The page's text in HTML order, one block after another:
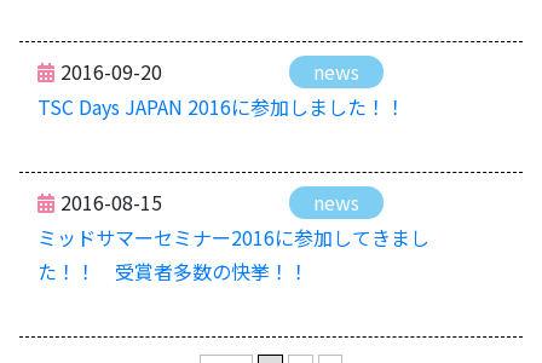
2016-09-20
news
TSC Days JAPAN 2016に参加しました！！
2016-08-15
news
ミッドサマーセミナー2016に参加してきまし
た！！ 受賞者多数の快挙！！